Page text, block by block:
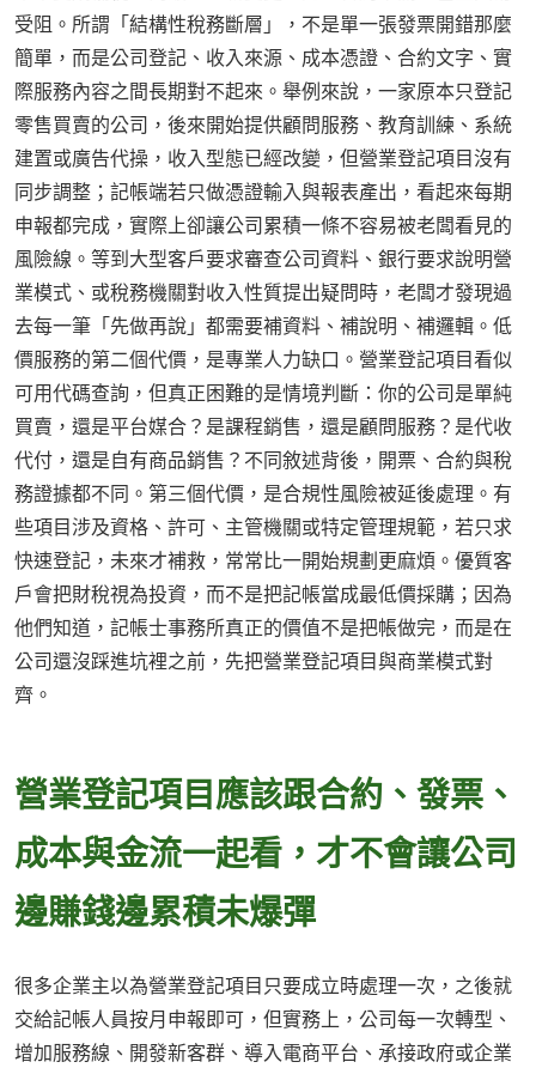
受阻。所謂「結構性稅務斷層」，不是單一張發票開錯那麼
簡單，而是公司登記、收入來源、成本憑證、合約文字、實
際服務內容之間長期對不起來。舉例來說，一家原本只登記
零售買賣的公司，後來開始提供顧問服務、教育訓練、系統
建置或廣告代操，收入型態已經改變，但營業登記項目沒有
同步調整；記帳端若只做憑證輸入與報表產出，看起來每期
申報都完成，實際上卻讓公司累積一條不容易被老闆看見的
風險線。等到大型客戶要求審查公司資料、銀行要求說明營
業模式、或稅務機關對收入性質提出疑問時，老闆才發現過
去每一筆「先做再說」都需要補資料、補說明、補邏輯。低
價服務的第二個代價，是專業人力缺口。營業登記項目看似
可用代碼查詢，但真正困難的是情境判斷：你的公司是單純
買賣，還是平台媒合？是課程銷售，還是顧問服務？是代收
代付，還是自有商品銷售？不同敘述背後，開票、合約與稅
務證據都不同。第三個代價，是合規性風險被延後處理。有
些項目涉及資格、許可、主管機關或特定管理規範，若只求
快速登記，未來才補救，常常比一開始規劃更麻煩。優質客
戶會把財稅視為投資，而不是把記帳當成最低價採購；因為
他們知道，記帳士事務所真正的價值不是把帳做完，而是在
公司還沒踩進坑裡之前，先把營業登記項目與商業模式對
齊。
營業登記項目應該跟合約、發票、
成本與金流一起看，才不會讓公司
邊賺錢邊累積未爆彈
很多企業主以為營業登記項目只要成立時處理一次，之後就
交給記帳人員按月申報即可，但實務上，公司每一次轉型、
增加服務線、開發新客群、導入電商平台、承接政府或企業